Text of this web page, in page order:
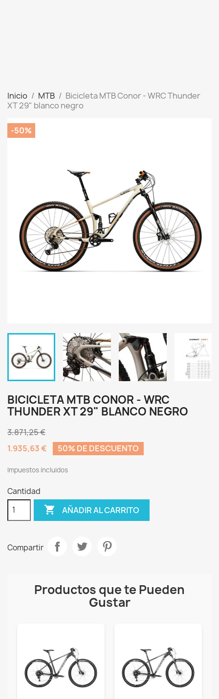
Inicio MTB
Bicicleta MTB Conor - WRC Thunder
XT 29" blanco negro
-50%
BICICLETA MTB CONOR - WRC
THUNDER XT 29" BLANCO NEGRO
3.871,25 €
1.935,63 €
50% DE DESCUENTO
Impuestos incluidos
Cantidad
 AÑADIR AL CARRITO
Compartir
Productos que te Pueden
Gustar